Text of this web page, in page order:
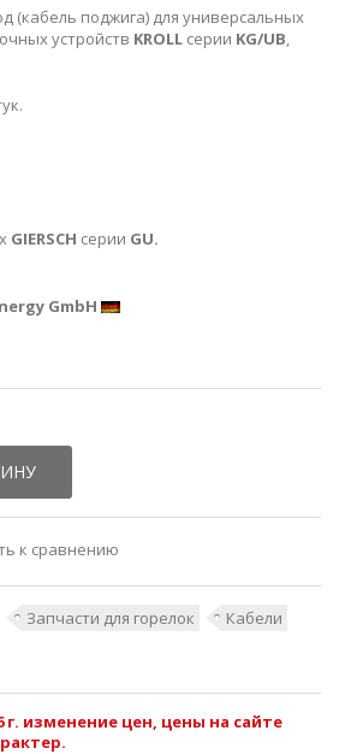
(кабель поджига) для универсальных
устройств KROLL серии KG/UB,
GIERSCH серии GU.
GmbH
к сравнению
Запчасти для горелок
Кабели
г. изменение цен, цены на сайте